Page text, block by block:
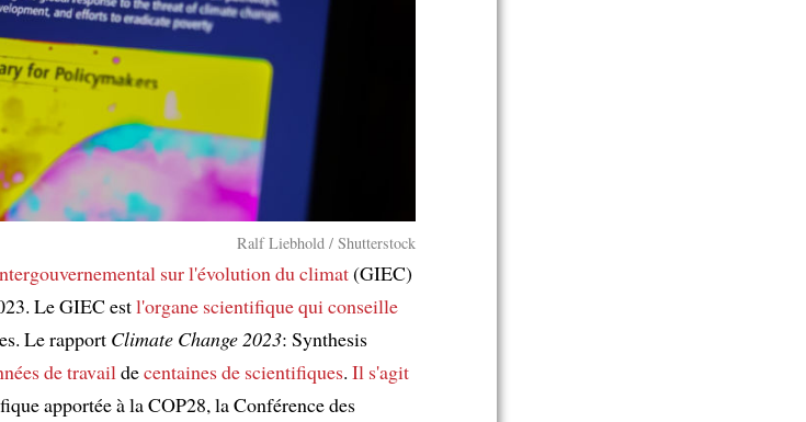
Ralf Liebhold / Shutterstock
sur l'évolution du climat(GIEC)
Le GIEC estl'organe scientifiquequi conseille
Le rapport Climate Change 2023: Synthesis
de travail decentaines de scientifiques. Il s'agit
apportée à la COP28, la Conférence des